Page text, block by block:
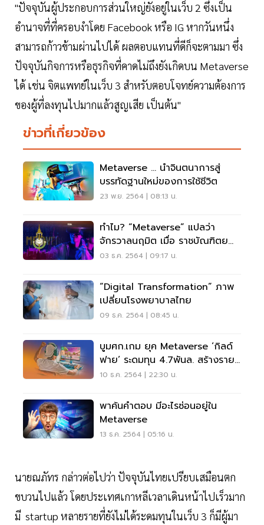
"ปัจจุบันผู้ประกอบการส่วนใหญ่ยังอยู่ในเว็บ 2 ซึ่งเป็น
อำนาจที่ที่ครอบงำโดย Facebook หรือ IG หากวันหนึ่ง
สามารถก้าวข้ามผ่านไปได้ ผลตอบแทนที่ดีก็จะตามมา ซึ่ง
ปัจจุบันกิจการหรือธุรกิจที่คาดไม่ถึงยังเกิดบน Metaverse
ได้ เช่น จิตแพทย์ในเว็บ 3 สำหรับตอบโจทย์ความต้องการ
ของผู้ที่ลงทุนไปมากแล้วสูญเสีย เป็นต้น"
ข่าวที่เกี่ยวข้อง
Metaverse … นำจินตนาการสู่
บรรทัดฐานใหม่ของการใช้ชีวิต
23 พ.ย. 2564 | 08:13 น.
ทำไม? “Metaverse” แปลว่า
จักรวาลนฤมิต เมื่อ ราชบัณฑิตย
สภา บัญญัติความหมายให้
03 ธ.ค. 2564 | 09:17 น.
“Digital Transformation” ภาพ
เปลี่ยนโรงพยาบาลไทย
09 ธ.ค. 2564 | 08:45 น.
บูมศก.เกม ยุค Metaverse ‘กิลด์
ฟาย’ ระดมทุน 4.7พันล. สร้างราย
ได้คนรุ่นใหม่
10 ธ.ค. 2564 | 22:30 น.
พาค้นคำตอบ มีอะไรซ่อนอยู่ใน
Metaverse
13 ธ.ค. 2564 | 05:16 น.
นายณภัทร กล่าวต่อไปว่า ปัจจุบันไทยเปรียบเสมือนตก
ขบวนไปแล้ว โดยประเทศเกาหลีเวลาเดินหน้าไปเร็วมาก
มี startup หลายรายที่ยังไม่ได้ระดมทุนในเว็บ 3 ก็มีผู้มา